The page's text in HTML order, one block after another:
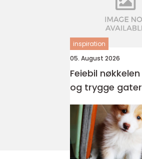
inspiration
05. August 2026
Feiebil nøkkelen til rene
og trygge gater